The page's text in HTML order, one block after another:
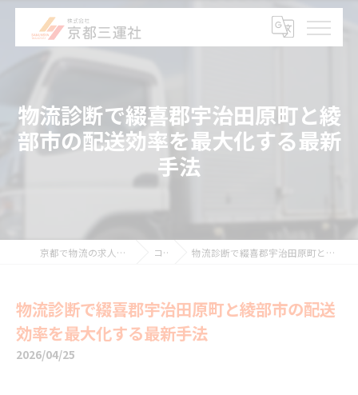
物流診断で綴喜郡宇治田原町と綾
部市の配送効率を最大化する最新
手法
京都で物流の求人なら株式会社京都三運社 コラム 物流診断で綴喜郡宇治田原町と綾部市の配送効率を最大化する最新手法
物流診断で綴喜郡宇治田原町と綾部市の配送
効率を最大化する最新手法
2026/04/25